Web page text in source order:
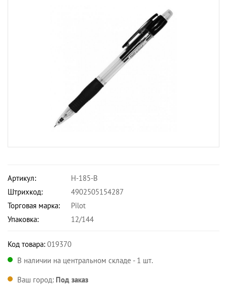
Артикул:
H-185-B
Штрихкод:
4902505154287
Торговая марка:
Pilot
Упаковка:
12/144
Код товара: 019370
В наличии на центральном складе - 1 шт.
Ваш город: Под заказ